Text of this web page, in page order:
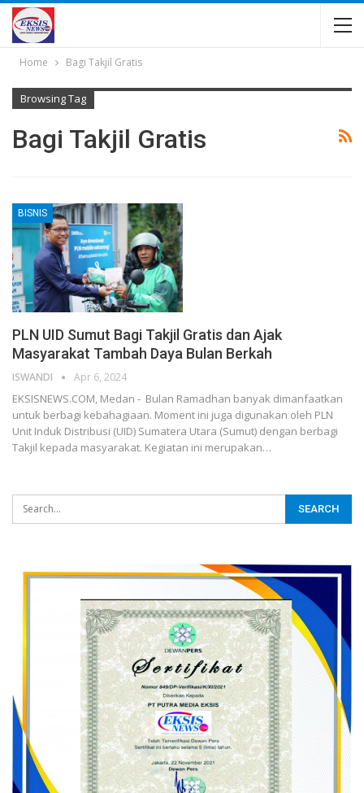
Home Bagi Takjil Gratis
Browsing Tag
Bagi Takjil Gratis
BISNIS
PLN UID Sumut Bagi Takjil Gratis dan Ajak
Masyarakat Tambah Daya Bulan Berkah
ISWANDI Apr 6, 2024
EKSISNEWS.COM, Medan - Bulan Ramadhan banyak dimanfaatkan
untuk berbagi kebahagiaan. Moment ini juga digunakan oleh PLN
Unit Induk Distribusi (UID) Sumatera Utara (Sumut) dengan berbagi
Takjil kepada masyarakat. Kegiatan ini merupakan…